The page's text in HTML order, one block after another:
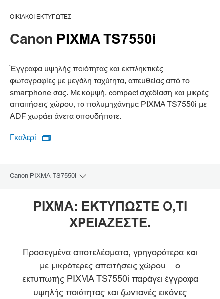
ΟΙΚΙΑΚΟΊ ΕΚΤΥΠΩΤΈΣ
Canon PIXMA TS7550i
Έγγραφα υψηλής ποιότητας και εκπληκτικές
φωτογραφίες με μεγάλη ταχύτητα, απευθείας από το
smartphone σας. Με κομψή, compact σχεδίαση και μικρές
απαιτήσεις χώρου, το πολυμηχάνημα PIXMA TS7550i με
ADF χωράει άνετα οπουδήποτε.
Γκαλερί
Γκαλερί

Canon PIXMA TS7550i
Toggle breadcrumbs
Επισκόπηση
Υποστήριξη
PIXMA: ΕΚΤΥΠΩΣΤΕ Ο,ΤΙ
ΧΡΕΙΑΖΕΣΤΕ.
Προσεγμένα αποτελέσματα, γρηγορότερα και
με μικρότερες απαιτήσεις χώρου – ο
εκτυπωτής PIXMA TS7550i παράγει έγγραφα
υψηλής ποιότητας και ζωντανές εικόνες